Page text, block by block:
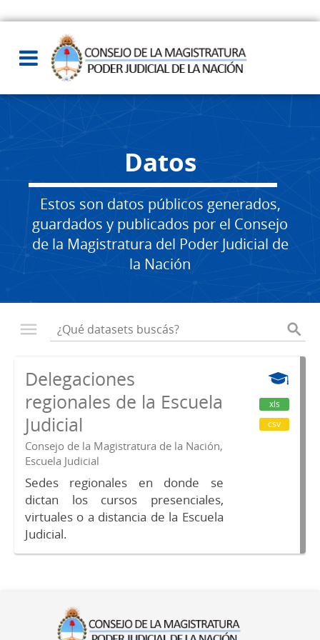
Datos
Estos son datos públicos generados,
guardados y publicados por el Consejo
de la Magistratura del Poder Judicial de
la Nación
Delegaciones
regionales de la Escuela
Judicial
Consejo de la Magistratura de la Nación,
Escuela Judicial
Sedes regionales en donde se
dictan los cursos presenciales,
virtuales o a distancia de la Escuela
Judicial.
xls
csv